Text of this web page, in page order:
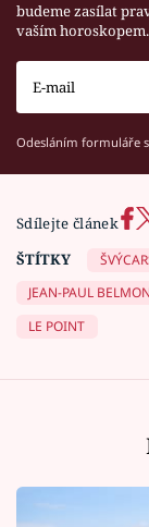
budeme zasílat
vaším horoskopem.
Odesláním formuláře
Sdílejte článek
ŠTÍTKY
JEAN-PAUL
LE POINT